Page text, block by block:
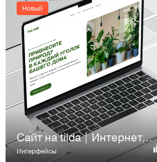
Новый
Сайт на tilda | Интернет-магазин | Дизайн сайта | Web Desing
Интерфейсы